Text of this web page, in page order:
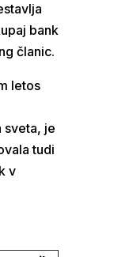
bank
članic.
letos
sveta, je
tudi
v